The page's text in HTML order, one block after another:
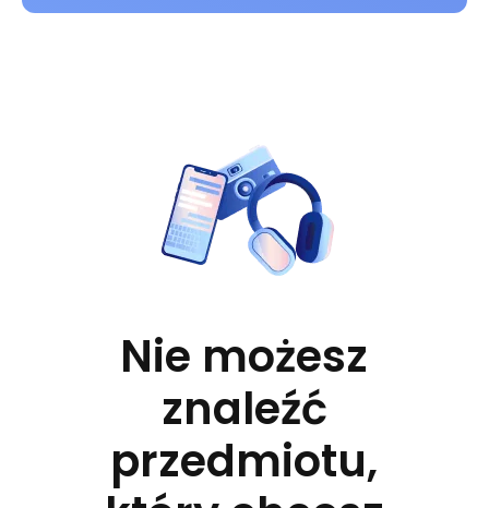
Nie możesz
znaleźć
przedmiotu,